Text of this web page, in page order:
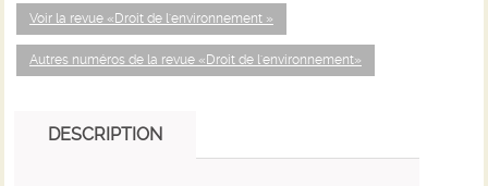
Voir la revue «Droit de l'environnement »
Autres numéros de la revue «Droit de l'environnement»
DESCRIPTION